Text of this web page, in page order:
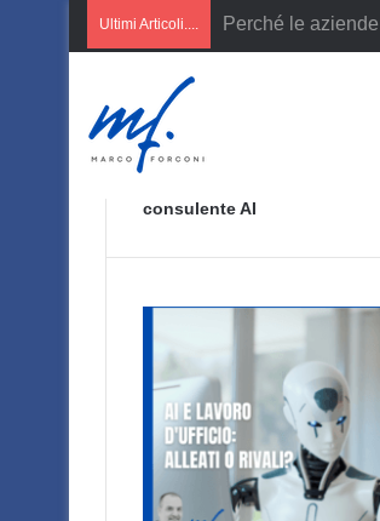
Ultimi Articoli.... AI per PMI italiane
consulente AI